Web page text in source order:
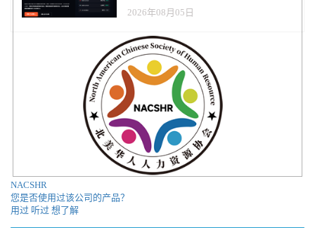
观察报告
2026年08月05日
NACSHR
您是否使用过该公司的产品？
用过 听过 想了解